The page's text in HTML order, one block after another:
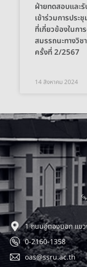
ฝ่ายทดสอบและ
เข้าร่วมการประ
ที่เกี่ยวข้องในกา
สมรรถนะทางวิ
ครั้งที่ 2/2567
14 สิงหาคม 2024
1 ถนนอู่ทองนอก แข
0-2160-1358
oas@ssru.ac.th